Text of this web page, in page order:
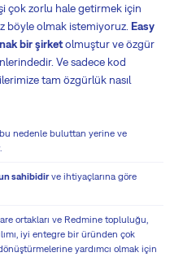
çok zorlu hale getirmek için
böyle olmak istemiyoruz. Easy
bir şirketolmuştur ve özgür
Ve sadece kod
tam özgürlük nasıl
bu nedenle buluttan yerine ve
.
sahibidirve ihtiyaçlarına göre
ortakları ve Redmine topluluğu,
iyi entegre bir üründen çok
yardımcı olmak için